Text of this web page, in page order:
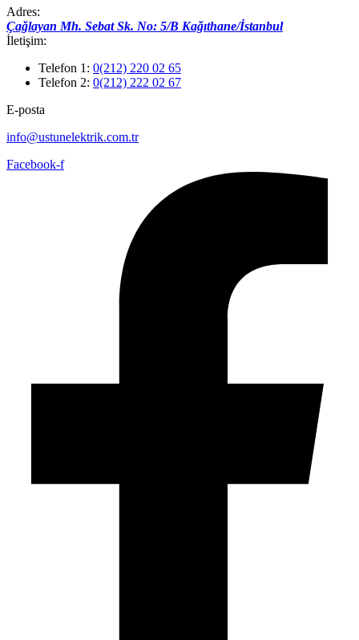
Adres:
Çağlayan Mh. Sebat Sk. No: 5/B Kağıthane/İstanbul
İletişim:
Telefon 1: 0(212) 220 02 65
Telefon 2: 0(212) 222 02 67
E-posta
info@ustunelektrik.com.tr
Facebook-f